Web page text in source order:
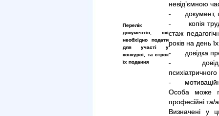
Перелік
документів, які
необхідно подати
для участі у
конкурсі, та строк
їх подання
невід’ємною
- документ,
- копія
стаж
років на день
- довідка про
- довідка
-
Особа може
професійні та/
Визначені у